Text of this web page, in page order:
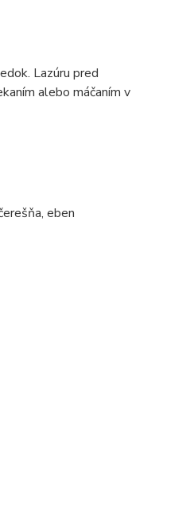
Lazúru pred
alebo máčaním v
eben